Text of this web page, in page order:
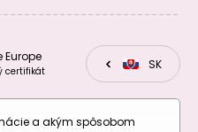
Koráliky z
minerálu Ametyst
levanduľový 3mm
Europe
certifikát CZSK
a akým spôsobom